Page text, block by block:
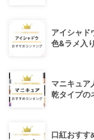
アイシャド
色&ラメ入
マニキュア
乾タイプの
口紅おすす